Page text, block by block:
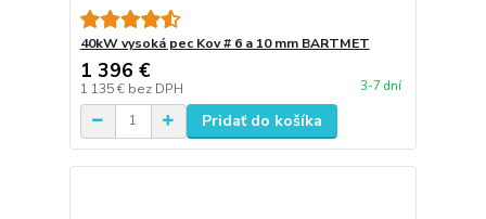
40kW vysoká pec Kov # 6 a 10 mm BARTMET
1 396 €
1 135 € bez DPH 3-7 dní
Pridať do košíka